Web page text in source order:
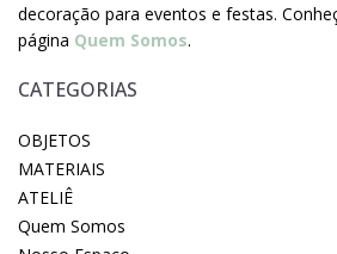
decoração para eventos e festas.
página Quem Somos.
CATEGORIAS
OBJETOS
MATERIAIS
ATELIÊ
Quem Somos